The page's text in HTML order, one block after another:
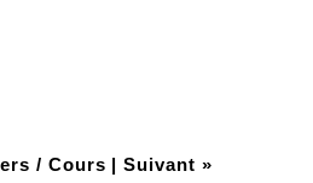
/ Cours | Suivant »